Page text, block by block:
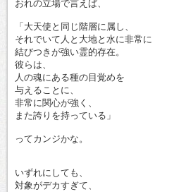
おれの立場で言えば、
「大天使と同じ階層に属し、
それでいて人と大地と水に非常に
結びつきが強い霊的存在。
彼らは、
人の魂にある種の目覚めを
与えることに、
非常に関心が強く、
また誇りを持っている」
ってカンジかな。
いずれにしても、
対象がデカすぎて、